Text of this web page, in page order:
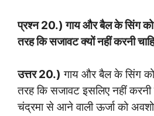
प्रश्न 20.) गाय और बैल के सिंग
तरह कि सजावट क्यों नहीं करनी
उत्तर 20.) गाय और बैल के सिंग
तरह कि सजावट इसलिए नहीं करनी
चंद्रमा से आने वाली ऊर्जा को